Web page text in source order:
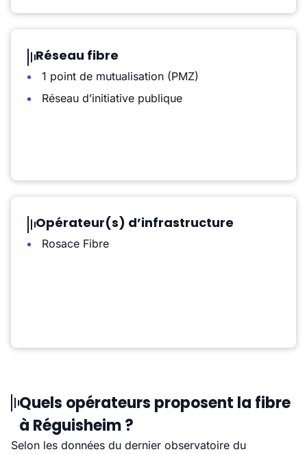
Réseau fibre
1 point de mutualisation (PMZ)
Réseau d’initiative publique
Opérateur(s) d’infrastructure
Rosace Fibre
Quels opérateurs proposent la fibre
à Réguisheim ?
Selon les données du dernier observatoire du